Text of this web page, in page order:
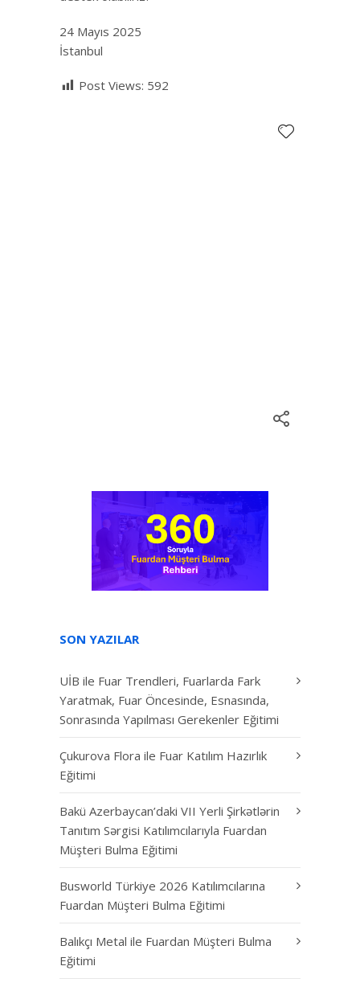
24 Mayıs 2025
İstanbul
Post Views: 592
SON YAZILAR
UİB ile Fuar Trendleri, Fuarlarda Fark
Yaratmak, Fuar Öncesinde, Esnasında,
Sonrasında Yapılması Gerekenler Eğitimi
Çukurova Flora ile Fuar Katılım Hazırlık
Eğitimi
Bakü Azerbaycan’daki VII Yerli Şirkətlərin
Tanıtım Sərgisi Katılımcılarıyla Fuardan
Müşteri Bulma Eğitimi
Busworld Türkiye 2026 Katılımcılarına
Fuardan Müşteri Bulma Eğitimi
Balıkçı Metal ile Fuardan Müşteri Bulma
Eğitimi